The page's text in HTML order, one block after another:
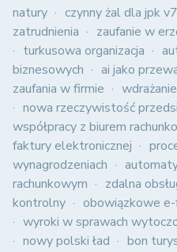
natury
czynny żal dla jpk v7
zatrudnienia
zaufanie w
turkusowa organizacja
biznesowych
ai jako
zaufania w firmie
nowa rzeczywistość
współpracy z biurem
faktury elektronicznej
wynagrodzeniach
rachunkowym
zdalna
kontrolny
obowiązkowe
wyroki w sprawach
nowy polski ład
bon